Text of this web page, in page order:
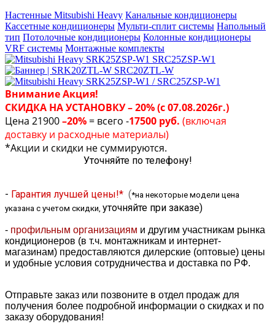
Настенные Mitsubishi Heavy Канальные кондиционеры
Кассетные кондиционеры Мульти-сплит системы Напольный
тип Потолочные кондиционеры Колонные кондиционеры
VRF системы Монтажные комплекты
Внимание Акция!
СКИДКА НА УСТАНОВКУ – 20% (с 07.08.2026г.)
Цена 21900–20% = всего -17500 руб. (включая
доставку и расходные материалы)
*Акции и скидки не суммируются.
Уточняйте по телефону!
- Гарантия лучшей цены!* (*на некоторые модели цена
указана с учетом скидки, уточняйте при заказе)
- профильным организациям и другим участникам рынка
кондиционеров (в т.ч. монтажникам и интернет-
магазинам) предоставляются дилерские (оптовые) цены
и удобные условия сотрудничества и доставка по РФ.
Отправьте заказ или позвоните в отдел продаж для
получения более подробной информации о скидках и по
заказу оборудования!